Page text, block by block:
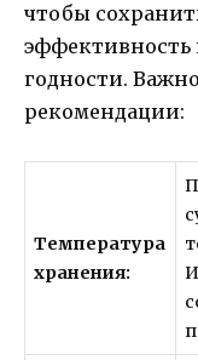
чтобы
эффективность
годности.
рекомендации:
Температура
хранения: